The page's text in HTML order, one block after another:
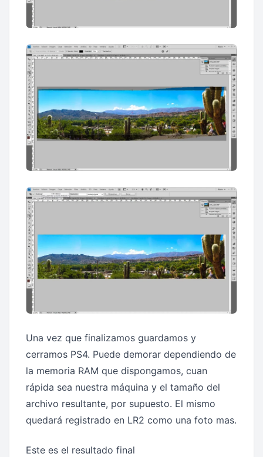
Una vez que finalizamos guardamos y
cerramos PS4. Puede demorar dependiendo de
la memoria RAM que dispongamos, cuan
rápida sea nuestra máquina y el tamaño del
archivo resultante, por supuesto. El mismo
quedará registrado en LR2 como una foto mas.
Este es el resultado final